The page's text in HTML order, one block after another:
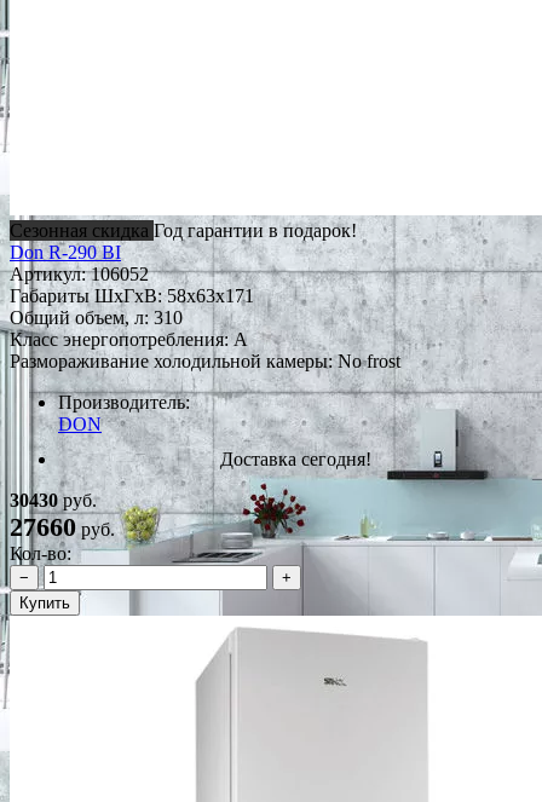
Сезонная скидка Год гарантии в подарок!
Don R-290 BI
Артикул:106052
Габариты ШxГxВ: 58x63x171
Общий объем, л: 310
Класс энергопотребления: A
Размораживание холодильной камеры: No frost
Производитель:
DON
Доставка сегодня!
30430руб.
27660руб.
Кол-во:
−
+
Купить